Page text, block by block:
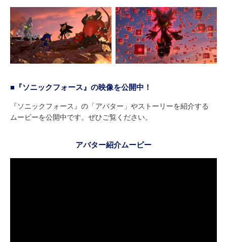
■『ソニックフォース』の映像を公開中！
『ソニックフォース』の「アバター」やストーリーを紹介する
ムービーを公開中です。ぜひご覧ください。
アバター紹介ムービー